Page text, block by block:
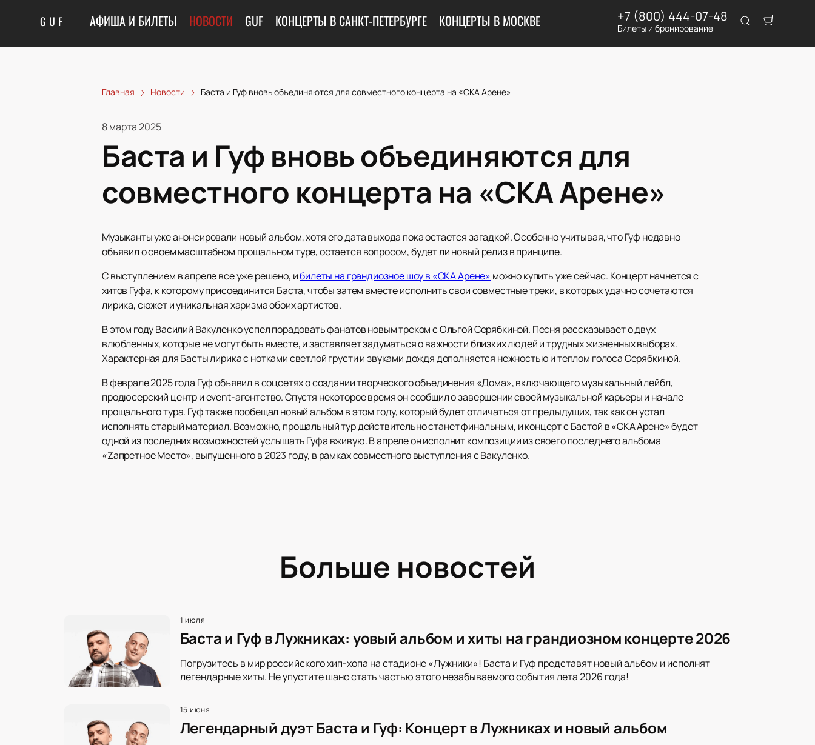
GUF АФИША И БИЛЕТЫ НОВОСТИ GUF КОНЦЕРТЫ В САНКТ-ПЕТЕРБУРГЕ КОНЦЕРТЫ В МОСКВЕ +7 (800) 444-07-48
Билеты и бронирование
Главная Новости Баста и Гуф вновь объединяются для совместного концерта на «СКА Арене»
8 марта 2025
Баста и Гуф вновь объединяются для
совместного концерта на «СКА Арене»
Музыканты уже анонсировали новый альбом, хотя его дата выхода пока остается загадкой. Особенно учитывая, что Гуф недавно
объявил о своем масштабном прощальном туре, остается вопросом, будет ли новый релиз в принципе.
С выступлением в апреле все уже решено, ибилеты на грандиозное шоу в «СКА Арене» можно купить уже сейчас. Концерт начнется с
хитов Гуфа, к которому присоединится Баста, чтобы затем вместе исполнить свои совместные треки, в которых удачно сочетаются
лирика, сюжет и уникальная харизма обоих артистов.
В этом году Василий Вакуленко успел порадовать фанатов новым треком с Ольгой Серябкиной. Песня рассказывает о двух
влюбленных, которые не могут быть вместе, и заставляет задуматься о важности близких людей и трудных жизненных выборах.
Характерная для Басты лирика с нотками светлой грусти и звуками дождя дополняется нежностью и теплом голоса Серябкиной.
В феврале 2025 года Гуф объявил в соцсетях о создании творческого объединения «Дома», включающего музыкальный лейбл,
продюсерский центр и event-агентство. Спустя некоторое время он сообщил о завершении своей музыкальной карьеры и начале
прощального тура. Гуф также пообещал новый альбом в этом году, который будет отличаться от предыдущих, так как он устал
исполнять старый материал. Возможно, прощальный тур действительно станет финальным, и концерт с Бастой в «СКА Арене» будет
одной из последних возможностей услышать Гуфа вживую. В апреле он исполнит композиции из своего последнего альбома
«Zапретное Место», выпущенного в 2023 году, в рамках совместного выступления с Вакуленко.
Больше новостей
1 июля
Баста и Гуф в Лужниках: yовый альбом и хиты на грандиозном концерте 2026
Погрузитесь в мир российского хип-хопа на стадионе «Лужники»! Баста и Гуф представят новый альбом и исполнят
легендарные хиты. Не упустите шанс стать частью этого незабываемого события лета 2026 года!
15 июня
Легендарный дуэт Баста и Гуф: Концерт в Лужниках и новый альбом